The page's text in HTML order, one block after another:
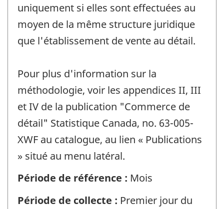
uniquement si elles sont effectuées au
moyen de la même structure juridique
que l'établissement de vente au détail.
Pour plus d'information sur la
méthodologie, voir les appendices II, III
et IV de la publication "Commerce de
détail" Statistique Canada, no. 63-005-
XWF au catalogue, au lien « Publications
» situé au menu latéral.
Période de référence : Mois
Période de collecte : Premier jour du